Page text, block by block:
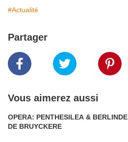
#Actualité
Partager
Vous aimerez aussi
OPERA: PENTHESILEA & BERLINDE
DE BRUYCKERE